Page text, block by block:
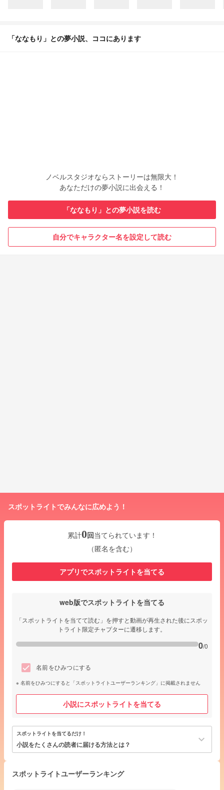
「ななもり」との夢小説、ココにあります
ノベルスタジオならストーリーは無限大！
あなただけの夢小説に出会える！
「ななもり」との夢小説を読む
自分でキャラクター名を設定して読む
スポットライトでみんなに広めよう！
累計0回当てられています！
（匿名を含む）
アプリでスポットライトを当てる
web版でスポットライトを当てる
「スポットライトを当てて読む」を押すと動画が再生された後にスポッ
トライト限定チャプターに遷移します。
0/0
名前をひみつにする
名前をひみつにすると「スポットライトユーザーランキング」に掲載されません
小説にスポットライトを当てる
スポットライトを当てるだけ！
小説をたくさんの読者に届ける方法とは？ keyboard_arrow_down
スポットライトユーザーランキング